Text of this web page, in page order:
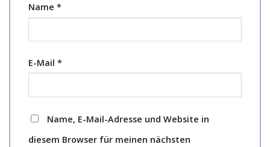
Name *
E-Mail *
Name, E-Mail-Adresse und Website in
diesem Browser für meinen nächsten